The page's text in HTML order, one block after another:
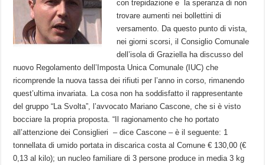
con trepidazione e la speranza di non
trovare aumenti nei bollettini di
versamento. Da questo punto di vista,
nei giorni scorsi, il Consiglio Comunale
dell’isola di Graziella ha discusso del
nuovo Regolamento dell’Imposta Unica Comunale (IUC) che
ricomprende la nuova tassa dei rifiuti per l’anno in corso, rimanendo
quest’ultima invariata. La cosa non ha soddisfatto il rappresentante
del gruppo “La Svolta”, l’avvocato Mariano Cascone, che si è visto
bocciare la propria proposta. “Il ragionamento che ho portato
all’attenzione dei Consiglieri – dice Cascone – è il seguente: 1
tonnellata di umido portata in discarica costa al Comune € 130,00 (€
0,13 al kilo); un nucleo familiare di 3 persone produce in media 3 kg